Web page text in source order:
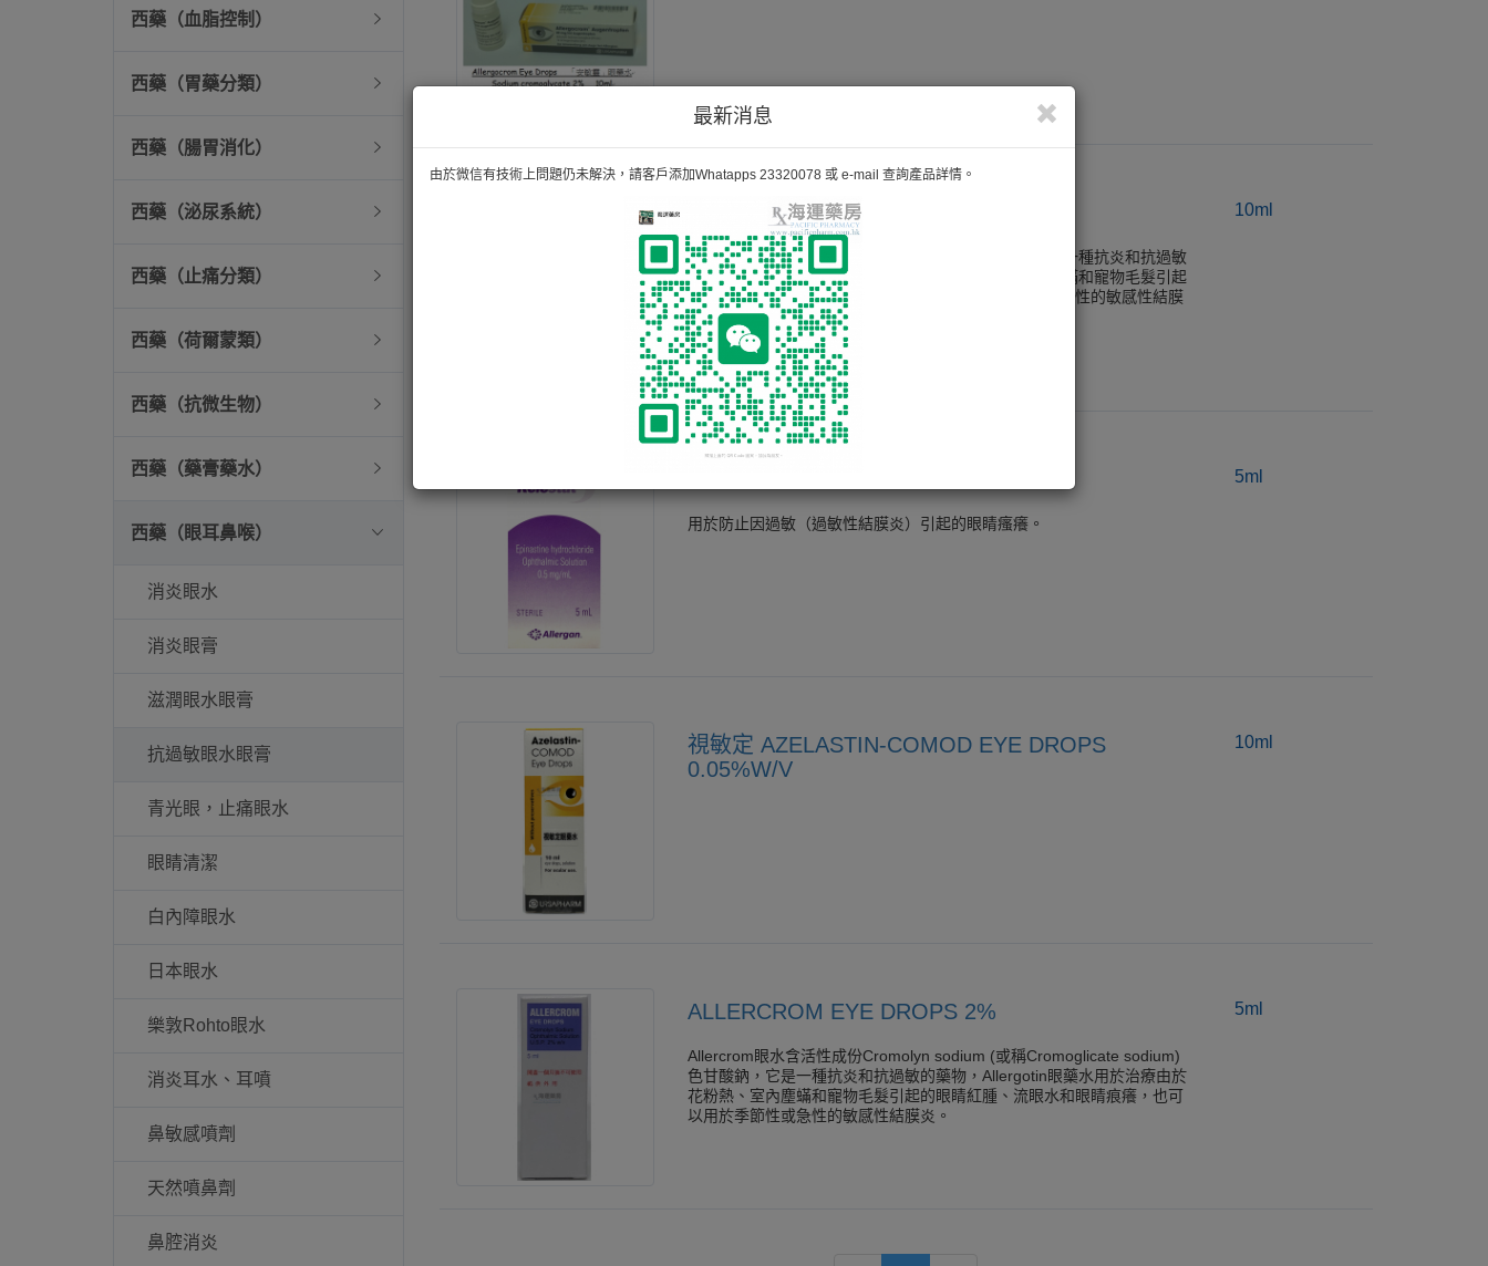
最新消息
由於微信有技術上問題仍未解決，請客戶添加Whatapps 23320078 或 e-mail 查詢產品詳情。
西藥（血脂控制）
西藥（胃藥分類）
西藥（腸胃消化）
西藥（泌尿系統）
西藥（止痛分類）
西藥（荷爾蒙類）
西藥（抗微生物）
西藥（藥膏藥水）
西藥（眼耳鼻喉）
消炎眼水
消炎眼膏
滋潤眼水眼膏
抗過敏眼水眼膏
青光眼，止痛眼水
眼睛清潔
白內障眼水
日本眼水
樂敦Rohto眼水
消炎耳水、耳噴
鼻敏感噴劑
天然噴鼻劑
鼻腔消炎
ALLERGOTIN OPHTH SOLUTION
Allergotin眼水含活性成份Cromoglicate色甘酸鈉，它是一種抗炎和抗過敏
的藥物，Allergotin眼藥水用於治療由於花粉熱、室內塵蟎和寵物毛髮引起
的眼睛紅腫、流眼水和眼睛痕癢，也可以用於季節性或急性的敏感性結膜
炎。
10ml
用於防止因過敏（過敏性結膜炎）引起的眼睛瘙癢。
5ml
視敏定 AZELASTIN-COMOD EYE DROPS
0.05%W/V
10ml
ALLERCROM EYE DROPS 2%
Allercrom眼水含活性成份Cromolyn sodium (或稱Cromoglicate sodium)
色甘酸鈉，它是一種抗炎和抗過敏的藥物，Allergotin眼藥水用於治療由於
花粉熱、室內塵蟎和寵物毛髮引起的眼睛紅腫、流眼水和眼睛痕癢，也可
以用於季節性或急性的敏感性結膜炎。
5ml